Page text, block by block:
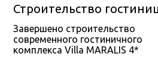
Строительство
Завершено строительство
современного гостиничного
комплекса Villa MARALIS 4*